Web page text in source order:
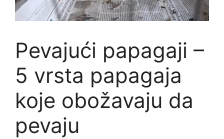
Pevajući papagaji –
5 vrsta papagaja
koje obožavaju da
pevaju